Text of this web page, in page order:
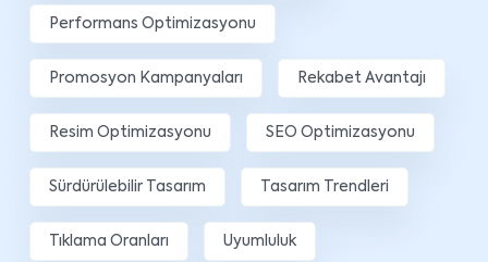
Performans Optimizasyonu
Promosyon Kampanyaları Rekabet Avantajı
Resim Optimizasyonu SEO Optimizasyonu
Sürdürülebilir Tasarım Tasarım Trendleri
Tıklama Oranları Uyumluluk